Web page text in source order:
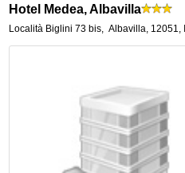
Hotel Medea, Albavilla
Località Biglini 73 bis, Albavilla, 12051,